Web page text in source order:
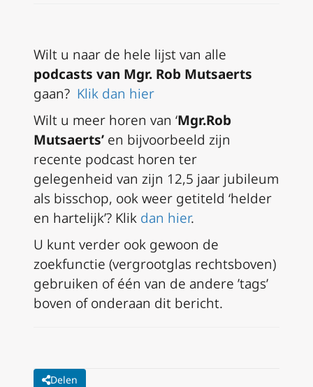
Wilt u naar de hele lijst van alle
podcasts van Mgr. Rob Mutsaerts
gaan? Klik dan hier
Wilt u meer horen van ‘Mgr.Rob
Mutsaerts’ en bijvoorbeeld zijn
recente podcast horen ter
gelegenheid van zijn 12,5 jaar jubileum
als bisschop, ook weer getiteld ‘helder
en hartelijk’? Klik dan hier.
U kunt verder ook gewoon de
zoekfunctie (vergrootglas rechtsboven)
gebruiken of één van de andere ’tags’
boven of onderaan dit bericht.
Delen